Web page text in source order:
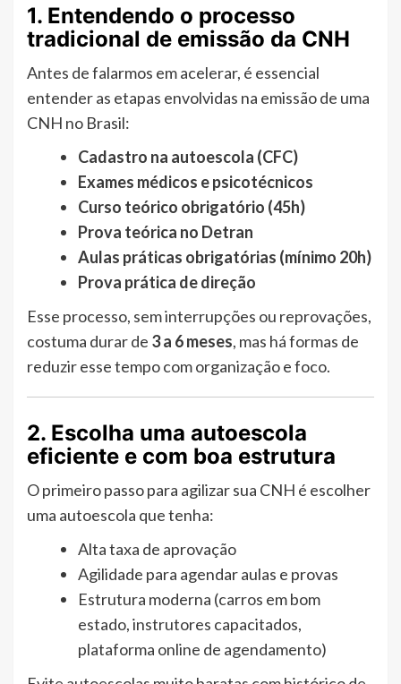
1. Entendendo o processo
tradicional de emissão da CNH
Antes de falarmos em acelerar, é essencial
entender as etapas envolvidas na emissão de uma
CNH no Brasil:
Cadastro na autoescola (CFC)
Exames médicos e psicotécnicos
Curso teórico obrigatório (45h)
Prova teórica no Detran
Aulas práticas obrigatórias (mínimo 20h)
Prova prática de direção
Esse processo, sem interrupções ou reprovações,
costuma durar de 3 a 6 meses, mas há formas de
reduzir esse tempo com organização e foco.
2. Escolha uma autoescola
eficiente e com boa estrutura
O primeiro passo para agilizar sua CNH é escolher
uma autoescola que tenha:
Alta taxa de aprovação
Agilidade para agendar aulas e provas
Estrutura moderna (carros em bom
estado, instrutores capacitados,
plataforma online de agendamento)